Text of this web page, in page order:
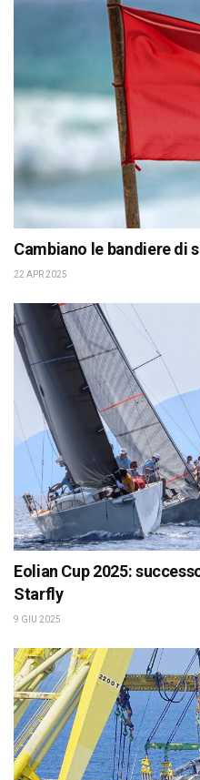
Cambiano le bandiere di
22 APR 2025
Eolian Cup 2025:
Starfly
9 GIU 2025